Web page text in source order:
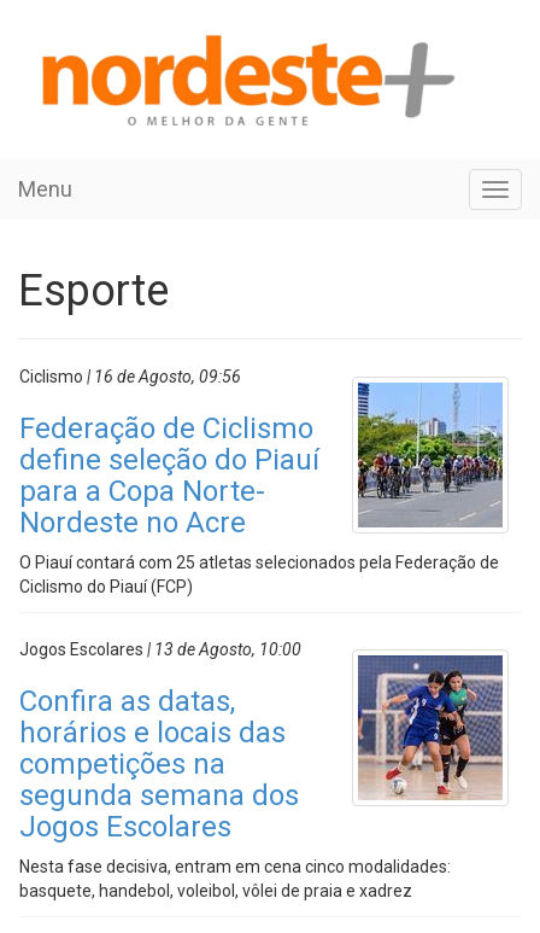
Menu
Esporte
Ciclismo | 16 de Agosto, 09:56
Federação de Ciclismo
define seleção do Piauí
para a Copa Norte-
Nordeste no Acre
O Piauí contará com 25 atletas selecionados pela Federação de
Ciclismo do Piauí (FCP)
Jogos Escolares | 13 de Agosto, 10:00
Confira as datas,
horários e locais das
competições na
segunda semana dos
Jogos Escolares
Nesta fase decisiva, entram em cena cinco modalidades:
basquete, handebol, voleibol, vôlei de praia e xadrez